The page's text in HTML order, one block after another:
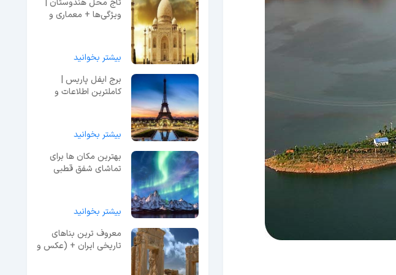
تاج محل هندوستان |
ویژگی‌ها + معماری و
بیشتر بخوانید
برج ایفل پاریس |
کاملترین اطلاعات و
بیشتر بخوانید
بهترین مکان ها برای
تماشای شفق قطبی
بیشتر بخوانید
معروف ترین بناهای
تاریخی ایران + (عکس و